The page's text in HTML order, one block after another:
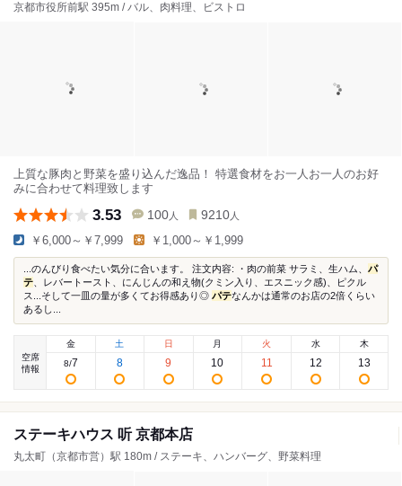
京都市役所前駅 395m / バル、肉料理、ビストロ
上質な豚肉と野菜を盛り込んだ逸品！ 特選食材をお一人お一人のお好
みに合わせて料理致します
3.53 100 人 9210 人
￥6,000～￥7,999 ￥1,000～￥1,999
...のんびり食べたい気分に合います。 注文内容: ・肉の前菜 サラミ、生ハム、 パ
テ 、レバートースト、にんじんの和え物(クミン入り、エスニック感)、ピクル
ス...そして一皿の量が多くてお得感あり◎ パテなんかは通常のお店の2倍くらい
あるし...
空席
情報
金
8/7
土
8
日
9
月
10
火
11
水
12
木
13
ステーキハウス 听 京都本店
丸太町（京都市営）駅 180m / ステーキ、ハンバーグ、野菜料理